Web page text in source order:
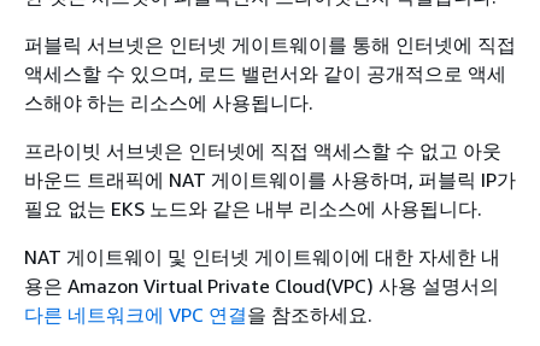
퍼블릭 서브넷은 인터넷 게이트웨이를 통해 인터넷에 직접
액세스할 수 있으며, 로드 밸런서와 같이 공개적으로 액세
스해야 하는 리소스에 사용됩니다.
프라이빗 서브넷은 인터넷에 직접 액세스할 수 없고 아웃
바운드 트래픽에 NAT 게이트웨이를 사용하며, 퍼블릭 IP가
필요 없는 EKS 노드와 같은 내부 리소스에 사용됩니다.
NAT 게이트웨이 및 인터넷 게이트웨이에 대한 자세한 내
용은 Amazon Virtual Private Cloud(VPC) 사용 설명서의
다른 네트워크에 VPC 연결을 참조하세요.